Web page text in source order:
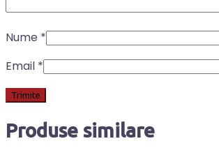
Nume *
Email *
Produse similare